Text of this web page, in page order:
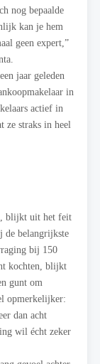
nog bepaalde
kan je hem
geen expert,”
jaar geleden
in
actief in
ze straks in heel
blijkt uit het feit
de belangrijkste
bij 150
kochten, blijkt
gunt om
opmerkelijker:
dan acht
wil écht zeker